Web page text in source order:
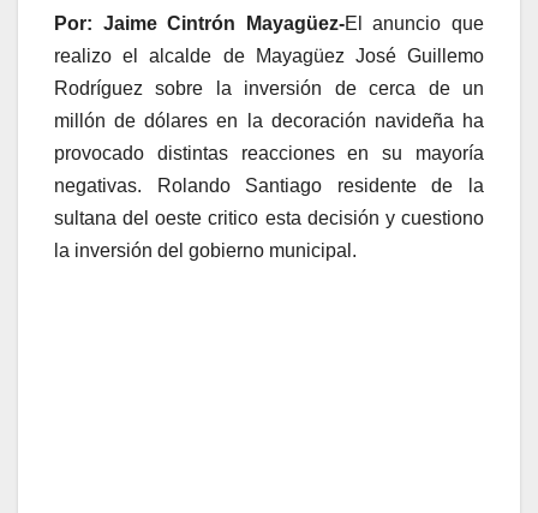
Por: Jaime Cintrón Mayagüez-El anuncio que
realizo el alcalde de Mayagüez José Guillemo
Rodríguez sobre la inversión de cerca de un
millón de dólares en la decoración navideña ha
provocado distintas reacciones en su mayoría
negativas. Rolando Santiago residente de la
sultana del oeste critico esta decisión y cuestiono
la inversión del gobierno municipal.